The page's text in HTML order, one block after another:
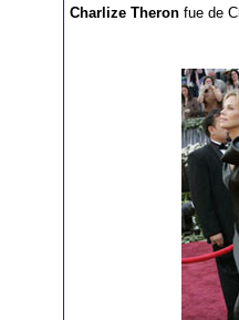
Charlize Theron fue de